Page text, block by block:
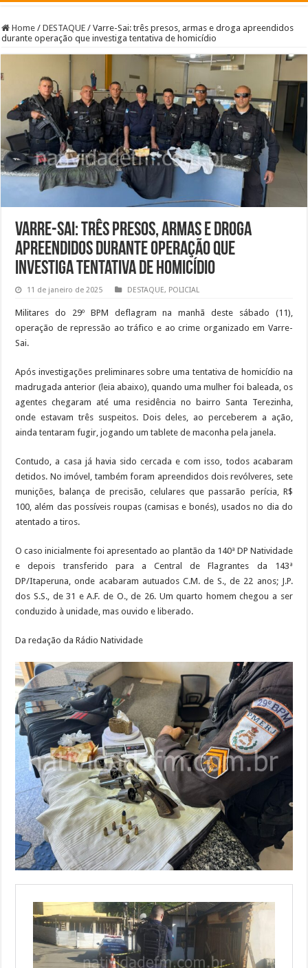
Home / DESTAQUE / Varre-Sai: três presos, armas e droga apreendidos
durante operação que investiga tentativa de homicídio
Varre-Sai: três presos, armas e droga
apreendidos durante operação que
investiga tentativa de homicídio
11 de janeiro de 2025 DESTAQUE, POLICIAL
Militares do 29º BPM deflagram na manhã deste sábado (11),
operação de repressão ao tráfico e ao crime organizado em Varre-
Sai.
Após investigações preliminares sobre uma tentativa de homicídio na
madrugada anterior (leia abaixo), quando uma mulher foi baleada, os
agentes chegaram até uma residência no bairro Santa Terezinha,
onde estavam três suspeitos. Dois deles, ao perceberem a ação,
ainda tentaram fugir, jogando um tablete de maconha pela janela.
Contudo, a casa já havia sido cercada e com isso, todos acabaram
detidos. No imóvel, também foram apreendidos dois revólveres, sete
munições, balança de precisão, celulares que passarão perícia, R$
100, além das possíveis roupas (camisas e bonés), usados no dia do
atentado a tiros.
O caso inicialmente foi apresentado ao plantão da 140ª DP Natividade
e depois transferido para a Central de Flagrantes da 143ª
DP/Itaperuna, onde acabaram autuados C.M. de S., de 22 anos; J.P.
dos S.S., de 31 e A.F. de O., de 26. Um quarto homem chegou a ser
conduzido à unidade, mas ouvido e liberado.
Da redação da Rádio Natividade